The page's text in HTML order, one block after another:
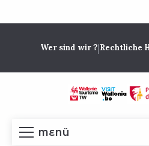
MENÜ
Wer sind wir ?|Rechtliche